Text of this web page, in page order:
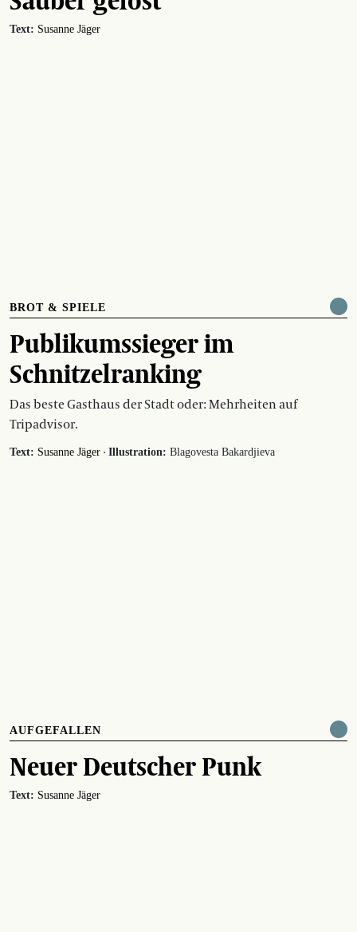
Text: Susanne Jäger
BROT & SPIELE
Publikumssieger im
Schnitzelranking
Das beste Gasthaus der Stadt oder: Mehrheiten auf
Tripadvisor.
Text: Susanne Jäger · Illustration: Blagovesta Bakardjieva
AUFGEFALLEN
Neuer Deutscher Punk
Text: Susanne Jäger